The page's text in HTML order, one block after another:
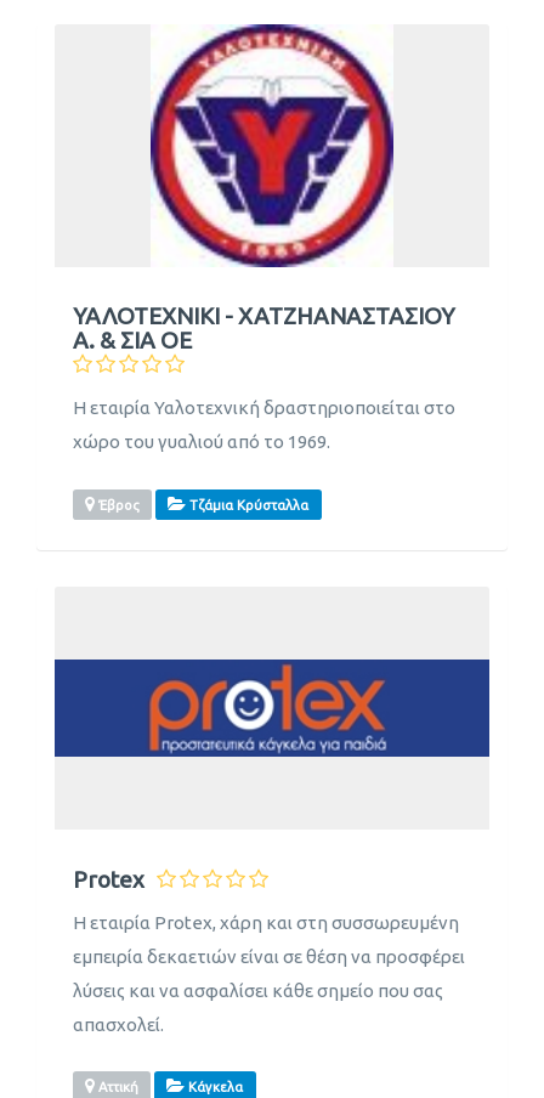
ΥΑΛΟΤΕΧΝΙΚΙ - ΧΑΤΖΗΑΝΑΣΤΑΣΙΟΥ
Α. & ΣΙΑ ΟΕ
Η εταιρία Υαλοτεχνική δραστηριοποιείται στο
χώρο του γυαλιού από το 1969.
Έβρος Τζάμια Κρύσταλλα
Protex
Η εταιρία Protex, χάρη και στη συσσωρευμένη
εμπειρία δεκαετιών είναι σε θέση να προσφέρει
λύσεις και να ασφαλίσει κάθε σημείο που σας
απασχολεί.
Αττική Κάγκελα